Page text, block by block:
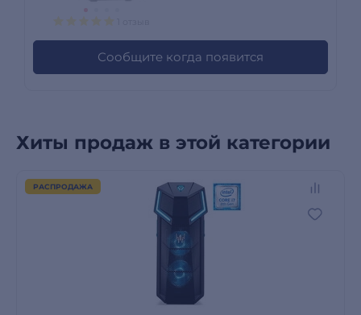
Сообщите когда появится
Хиты продаж в этой категории
РАСПРОДАЖА